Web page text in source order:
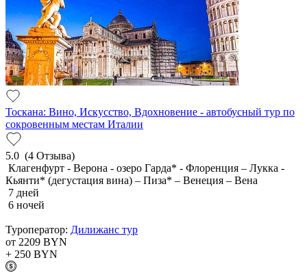
Тоскана: Вино, Искусство, Вдохновение - автобусный тур по
сокровенным местам Италии
5.0 (4 Отзыва)
Клагенфурт - Верона - озеро Гарда* - Флоренция – Лукка -
Кьянти* (дегустация вина) – Пиза* – Венеция – Вена
7 дней
6 ночей
Туроператор: Дилижанс тур
от 2209 BYN
+ 250 BYN